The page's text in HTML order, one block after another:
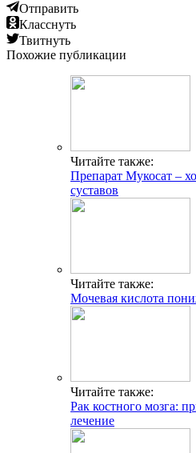
Отправить
Класснуть
Твитнуть
Похожие публикации
Читайте также:
Препарат Мукосат –
суставов
Читайте также:
Мочевая кислота
Читайте также:
Рак костного мозга:
лечение